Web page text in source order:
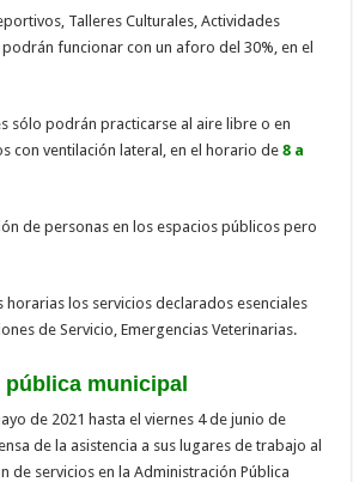
Talleres Culturales, Actividades
podrán funcionar con un aforo del 30%, en el
sólo podrán practicarse al aire libre o en
con ventilación lateral, en el horario de 8 a
de personas en los espacios públicos pero
horarias los servicios declarados esenciales
de Servicio, Emergencias Veterinarias.
municipal
de 2021 hasta el viernes 4 de junio de
de la asistencia a sus lugares de trabajo al
de servicios en la Administración Pública